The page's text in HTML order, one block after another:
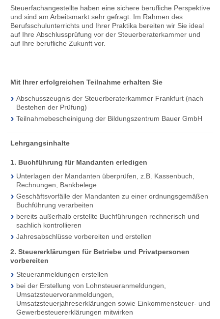
Steuerfachangestellte haben eine sichere berufliche Perspektive
und sind am Arbeitsmarkt sehr gefragt. Im Rahmen des
Berufsschulunterrichts und Ihrer Praktika bereiten wir Sie ideal
auf Ihre Abschlussprüfung vor der Steuerberaterkammer und
auf Ihre berufliche Zukunft vor.
Mit Ihrer erfolgreichen Teilnahme erhalten Sie
Abschusszeugnis der Steuerberaterkammer Frankfurt (nach
Bestehen der Prüfung)
Teilnahmebescheinigung der Bildungszentrum Bauer GmbH
Lehrgangsinhalte
1. Buchführung für Mandanten erledigen
Unterlagen der Mandanten überprüfen, z.B. Kassenbuch,
Rechnungen, Bankbelege
Geschäftsvorfälle der Mandanten zu einer ordnungsgemäßen
Buchführung verarbeiten
bereits außerhalb erstellte Buchführungen rechnerisch und
sachlich kontrollieren
Jahresabschlüsse vorbereiten und erstellen
2. Steuererklärungen für Betriebe und Privatpersonen
vorbereiten
Steueranmeldungen erstellen
bei der Erstellung von Lohnsteueranmeldungen,
Umsatzsteuervoranmeldungen,
Umsatzsteuerjahreserklärungen sowie Einkommensteuer- und
Gewerbesteuererklärungen mitwirken